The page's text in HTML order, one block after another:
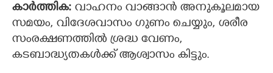
കാര്‍ത്തിക: വാഹനം വാങ്ങാന്‍ അനുകൂലമായ
സമയം, വിദേശവാസം ഗുണം ചെയ്യും, ശരീര
സംരക്ഷണത്തിൽ ശ്രദ്ധ വേണം,
കടബാദ്ധ്യതകൾക്ക് ആശ്വാസം കിട്ടും.